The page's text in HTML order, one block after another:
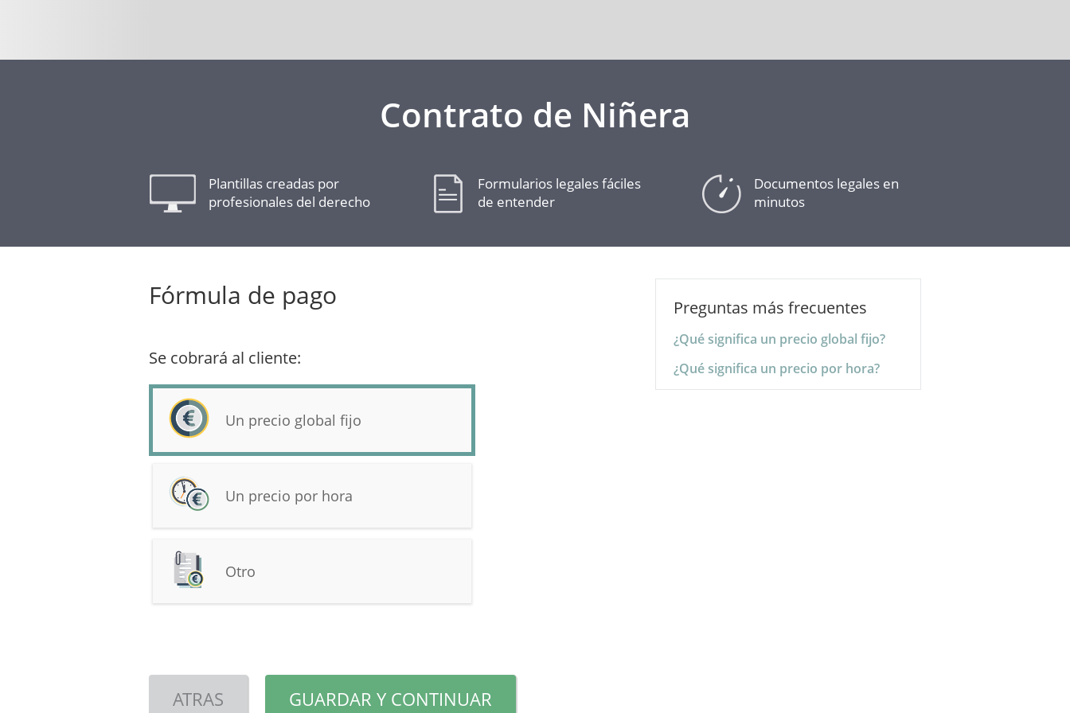
Contrato de Niñera
Plantillas creadas por
profesionales del derecho
Formularios legales fáciles
de entender
Documentos legales en
minutos
Fórmula de pago
Se cobrará al cliente:
Un precio global fijo
Un precio por hora
Otro
ATRAS GUARDAR Y CONTINUAR
Preguntas más frecuentes
¿Qué significa un precio global fijo?
¿Qué significa un precio por hora?